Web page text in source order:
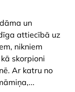
un
attiecībā uz
nikniem
skorpioni
Ar katru no
...